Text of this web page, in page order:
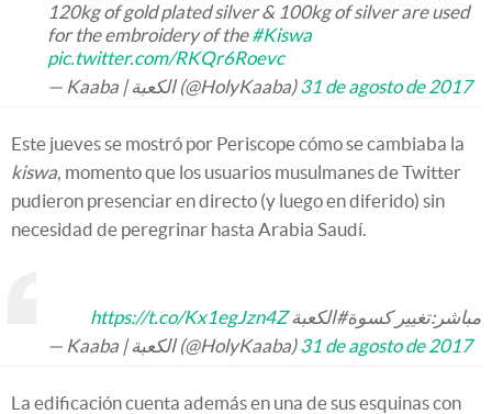
120kg of gold plated silver & 100kg of silver are used
for the embroidery of the#Kiswa
pic.twitter.com/RKQr6Roevc
— Kaaba | الكعبة (@HolyKaaba)31 de agosto de 2017
Este jueves se mostró por Periscope cómo se cambiaba la
kiswa, momento que los usuarios musulmanes de Twitter
pudieron presenciar en directo (y luego en diferido) sin
necesidad de peregrinar hasta Arabia Saudí.
مباشر:تغيير كسوة#الكعبةhttps://t.co/Kx1egJzn4Z
— Kaaba | الكعبة (@HolyKaaba)31 de agosto de 2017
La edificación cuenta además en una de sus esquinas con